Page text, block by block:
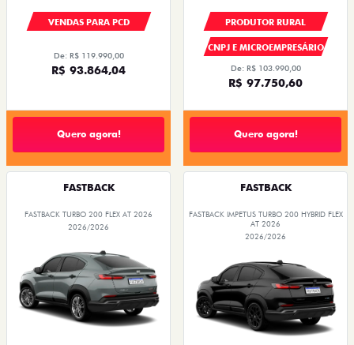
De: R$ 119.990,00
R$ 93.864,04 De: R$ 103.990,00
R$ 97.750,60
Quero agora!
FASTBACK
FASTBACK TURBO 200 FLEX AT 2026
2026/2026
FASTBACK
FASTBACK IMPETUS TURBO 200 HYBRID FLEX
2026/2026